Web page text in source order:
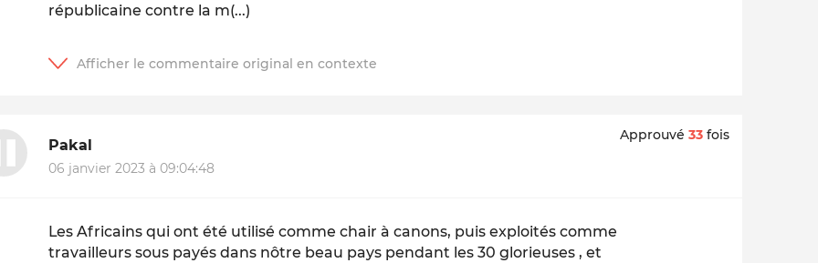
républicaine contre la m(...)
Pakal
06 janvier 2023 à 09:04:48
Approuvé 33 fois
Les Africains qui ont été utilisé comme chair à canons, puis exploités comme
travailleurs sous payés dans nôtre beau pays pendant les 30 glorieuses , et